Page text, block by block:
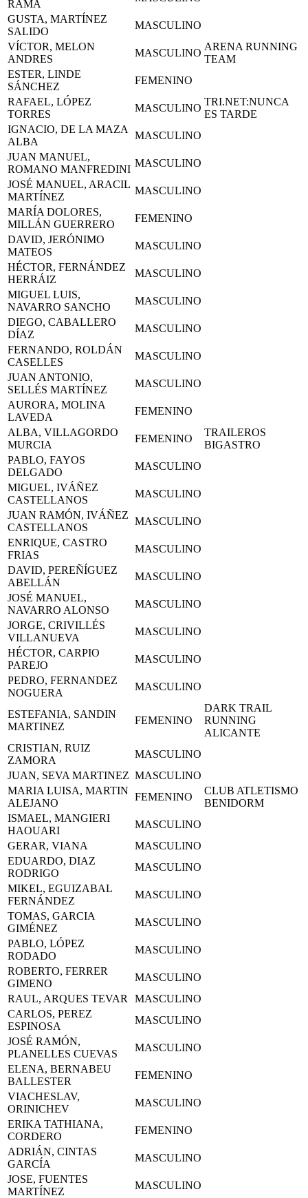
RAMA
GUSTA, MARTÍNEZ
SALIDO
MASCULINO
VÍCTOR, MELON
ANDRES
MASCULINO
ARENA RUNNING
TEAM
ESTER, LINDE
SÁNCHEZ
FEMENINO
RAFAEL, LÓPEZ
TORRES
MASCULINO
TRI.NET:NUNCA
ES TARDE
IGNACIO, DE LA MAZA
ALBA
MASCULINO
JUAN MANUEL,
ROMANO MANFREDINI
MASCULINO
JOSÉ MANUEL, ARACIL
MARTÍNEZ
MASCULINO
MARÍA DOLORES,
MILLÁN GUERRERO
FEMENINO
DAVID, JERÓNIMO
MATEOS
MASCULINO
HÉCTOR, FERNÁNDEZ
HERRÁIZ
MASCULINO
MIGUEL LUIS,
NAVARRO SANCHO
MASCULINO
DIEGO, CABALLERO
DÍAZ
MASCULINO
FERNANDO, ROLDÁN
CASELLES
MASCULINO
JUAN ANTONIO,
SELLÉS MARTÍNEZ
MASCULINO
AURORA, MOLINA
LAVEDA
FEMENINO
ALBA, VILLAGORDO
MURCIA
FEMENINO
TRAILEROS
BIGASTRO
PABLO, FAYOS
DELGADO
MASCULINO
MIGUEL, IVÁÑEZ
CASTELLANOS
MASCULINO
JUAN RAMÓN, IVÁÑEZ
CASTELLANOS
MASCULINO
ENRIQUE, CASTRO
FRIAS
MASCULINO
DAVID, PEREÑÍGUEZ
ABELLÁN
MASCULINO
JOSÉ MANUEL,
NAVARRO ALONSO
MASCULINO
JORGE, CRIVILLÉS
VILLANUEVA
MASCULINO
HÉCTOR, CARPIO
PAREJO
MASCULINO
PEDRO, FERNANDEZ
NOGUERA
MASCULINO
ESTEFANIA, SANDIN
MARTINEZ
FEMENINO
DARK TRAIL
RUNNING
ALICANTE
CRISTIAN, RUIZ
ZAMORA
MASCULINO
JUAN, SEVA MARTINEZ MASCULINO
MARIA LUISA, MARTIN
ALEJANO
FEMENINO
CLUB ATLETISMO
BENIDORM
ISMAEL, MANGIERI
HAOUARI
MASCULINO
GERAR, VIANA
MASCULINO
EDUARDO, DIAZ
RODRIGO
MASCULINO
MIKEL, EGUIZABAL
FERNÁNDEZ
MASCULINO
TOMAS, GARCIA
GIMÉNEZ
MASCULINO
PABLO, LÓPEZ
RODADO
MASCULINO
ROBERTO, FERRER
GIMENO
MASCULINO
RAUL, ARQUES TEVAR
MASCULINO
CARLOS, PEREZ
ESPINOSA
MASCULINO
JOSÉ RAMÓN,
PLANELLES CUEVAS
MASCULINO
ELENA, BERNABEU
BALLESTER
FEMENINO
VIACHESLAV,
ORINICHEV
MASCULINO
ERIKA TATHIANA,
CORDERO
FEMENINO
ADRIÁN, CINTAS
GARCÍA
MASCULINO
JOSE, FUENTES
MARTÍNEZ
MASCULINO